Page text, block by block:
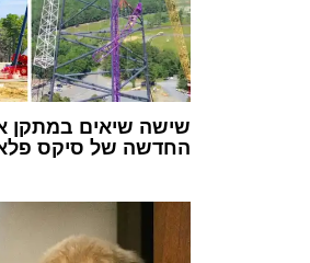
שישה שיאים במתקן
החדשה של סיקס